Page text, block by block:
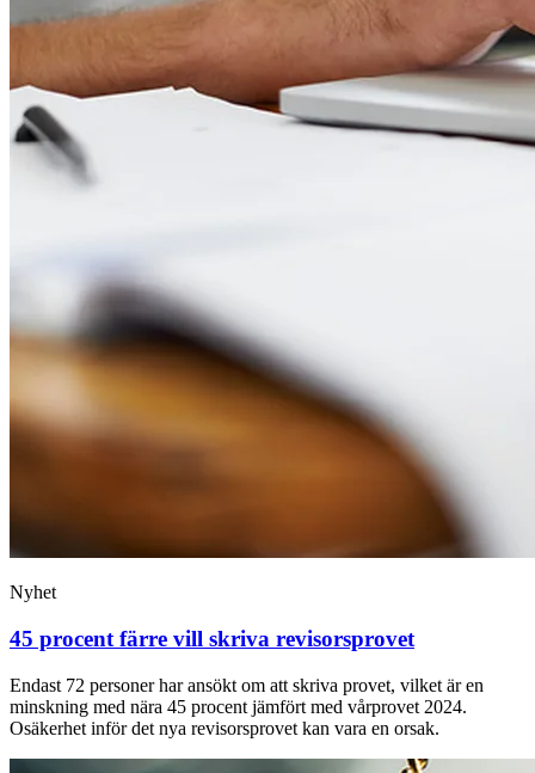
Nyhet
45 procent färre vill skriva revisorsprovet
Endast 72 personer har ansökt om att skriva provet, vilket är en
minskning med nära 45 procent jämfört med vårprovet 2024.
Osäkerhet inför det nya revisorsprovet kan vara en orsak.